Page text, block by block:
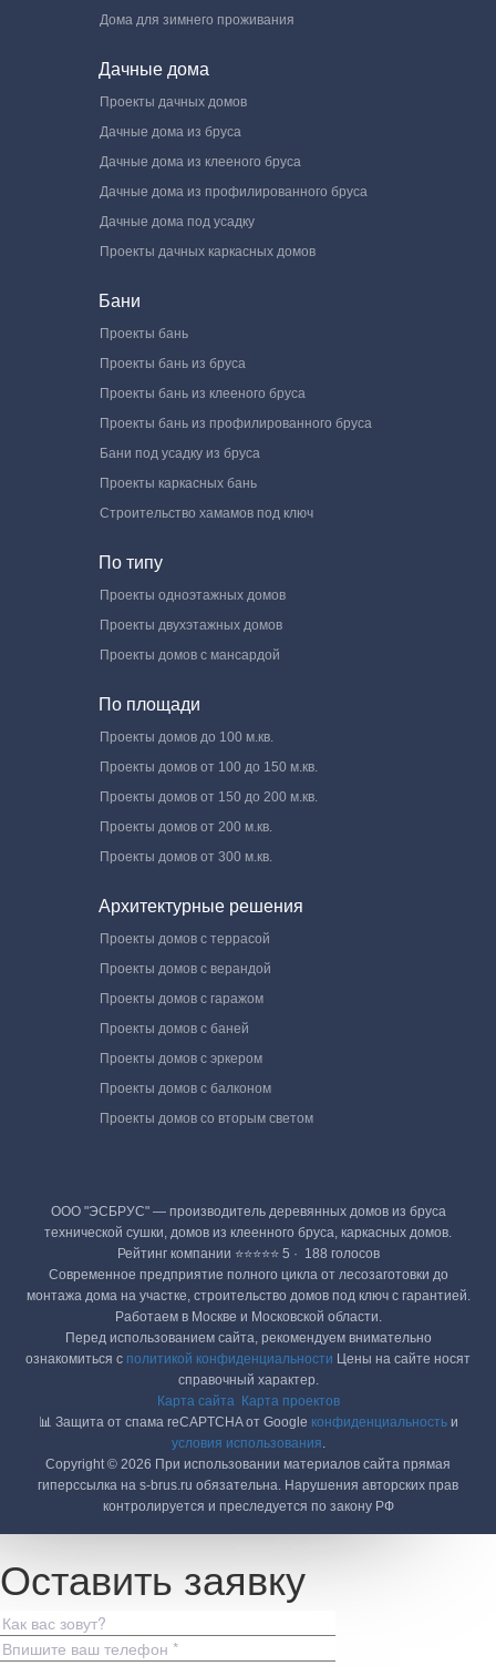
Дома для зимнего проживания
Дачные дома
Проекты дачных домов
Дачные дома из бруса
Дачные дома из клееного бруса
Дачные дома из профилированного бруса
Дачные дома под усадку
Проекты дачных каркасных домов
Бани
Проекты бань
Проекты бань из бруса
Проекты бань из клееного бруса
Проекты бань из профилированного бруса
Бани под усадку из бруса
Проекты каркасных бань
Строительство хамамов под ключ
По типу
Проекты одноэтажных домов
Проекты двухэтажных домов
Проекты домов с мансардой
По площади
Проекты домов до 100 м.кв.
Проекты домов от 100 до 150 м.кв.
Проекты домов от 150 до 200 м.кв.
Проекты домов от 200 м.кв.
Проекты домов от 300 м.кв.
Архитектурные решения
Проекты домов с террасой
Проекты домов с верандой
Проекты домов с гаражом
Проекты домов с баней
Проекты домов с эркером
Проекты домов с балконом
Проекты домов со вторым светом
ООО "ЭСБРУС" — производитель деревянных домов из бруса
технической сушки, домов из клеенного бруса, каркасных домов.
Рейтинг компании ⭐⭐⭐⭐⭐ 5 · ‎ 188 голосов
Современное предприятие полного цикла от лесозаготовки до
монтажа дома на участке, строительство домов под ключ с гарантией.
Работаем в Москве и Московской области.
Перед использованием сайта, рекомендуем внимательно
ознакомиться с политикой конфиденциальности Цены на сайте носят
справочный характер.
Карта сайта
Карта проектов
📊 Защита от спама reCAPTCHA от Google конфиденциальностьи
условия использования.
Copyright © 2026 При использовании материалов сайта прямая
гиперссылка на s-brus.ru обязательна. Нарушения авторских прав
контролируется и преследуется по закону РФ
Оставить заявку